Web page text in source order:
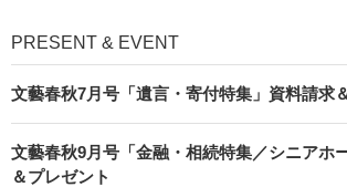
PRESENT & EVENT
文藝春秋7月号「遺言・寄付特集」資料請求
文藝春秋9月号「金融・相続特集／シニアホ
＆プレゼント